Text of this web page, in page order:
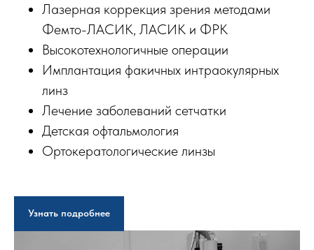
Лазерная коррекция зрения методами
Фемто-ЛАСИК, ЛАСИК и ФРК
Высокотехнологичные операции
Имплантация факичных интраокулярных
линз
Лечение заболеваний сетчатки
Детская офтальмология
Ортокератологические линзы
Узнать подробнее